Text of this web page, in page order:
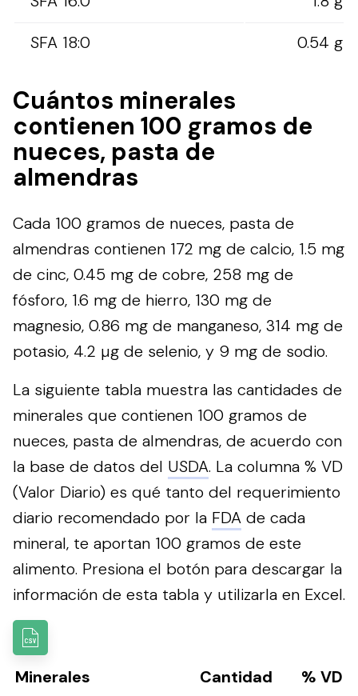
SFA 18:0
0.54 g
Cuántos minerales
contienen 100 gramos de
nueces, pasta de
almendras
Cada 100 gramos de nueces, pasta de
almendras contienen 172 mg de calcio, 1.5 mg
de cinc, 0.45 mg de cobre, 258 mg de
fósforo, 1.6 mg de hierro, 130 mg de
magnesio, 0.86 mg de manganeso, 314 mg de
potasio, 4.2 µg de selenio, y 9 mg de sodio.
La siguiente tabla muestra las cantidades de
minerales que contienen 100 gramos de
nueces, pasta de almendras, de acuerdo con
la base de datos del USDA. La columna % VD
(Valor Diario) es qué tanto del requerimiento
diario recomendado por la FDA de cada
mineral, te aportan 100 gramos de este
alimento. Presiona el botón para descargar la
información de esta tabla y utilizarla en Excel.
Minerales Cantidad
% VD